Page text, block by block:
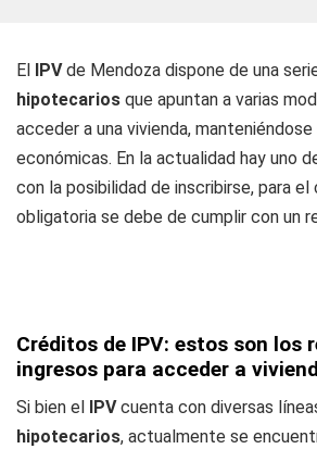
El IPVde Mendoza dispone de una
hipotecarios que apuntan a varias
acceder a una vivienda,
económicas. En la actualidad hay uno
con la posibilidad de inscribirse, para el
obligatoria se debe de cumplir con un
Créditos de IPV: estos son los
ingresos para acceder a
Si bien el IPVcuenta con diversas
hipotecarios, actualmente se